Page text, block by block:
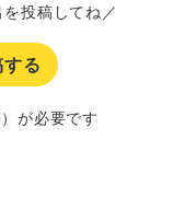
投稿してね／
る
が必要です